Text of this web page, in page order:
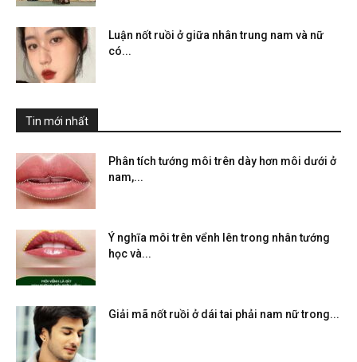
Luận nốt ruồi ở giữa nhân trung nam và nữ
có...
Tin mới nhất
Phân tích tướng môi trên dày hơn môi dưới ở
nam,...
Ý nghĩa môi trên vểnh lên trong nhân tướng
học và...
Giải mã nốt ruồi ở dái tai phải nam nữ trong...